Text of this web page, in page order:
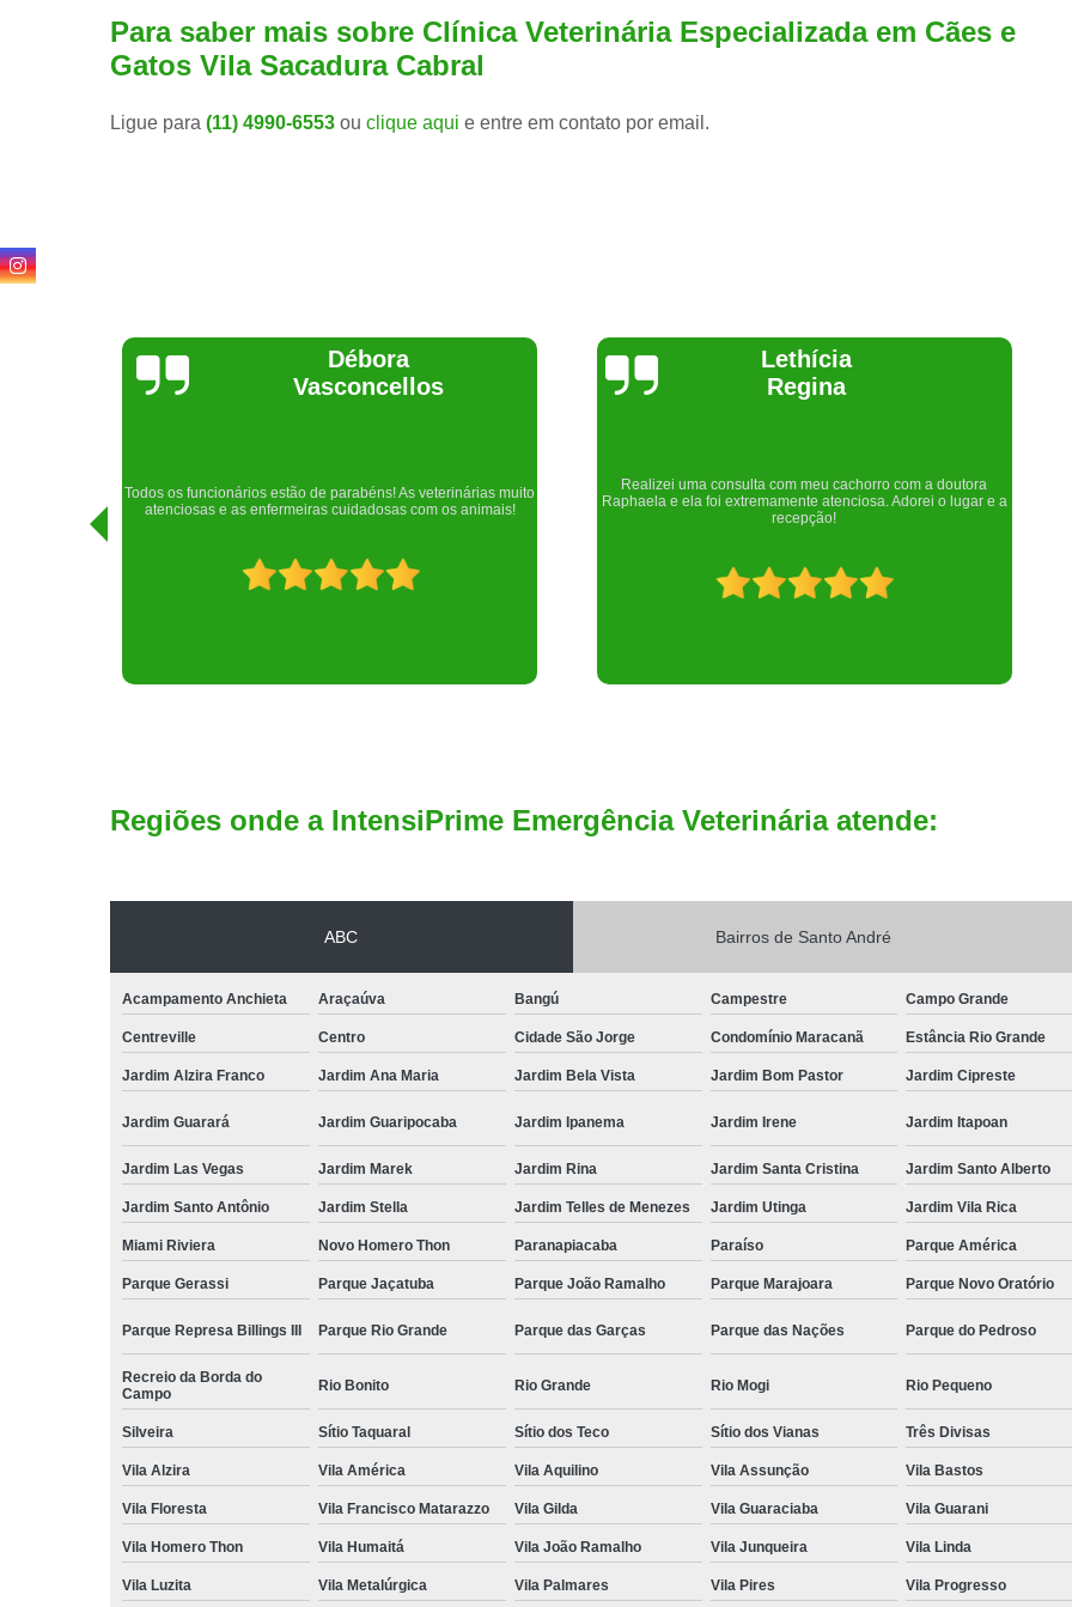
Para saber mais sobre Clínica Veterinária Especializada em Cães e
Gatos Vila Sacadura Cabral
Ligue para (11) 4990-6553 ou clique aqui e entre em contato por email.
Lethícia
Regina
Realizei uma consulta com meu cachorro com a doutora
Raphaela e ela foi extremamente atenciosa. Adorei o lugar e a
recepção!
Joelma Lilian
Um lugar maravilhoso. Sempre serei grata pelo que fizeram por
nós!
Regiões onde a IntensiPrime Emergência Veterinária atende:
ABC Bairros de Santo André
Acampamento Anchieta Araçaúva Bangú Campestre Campo Grande
Centreville Centro Cidade São Jorge Condomínio Maracanã Estância Rio Grande
Jardim Alzira Franco Jardim Ana Maria Jardim Bela Vista Jardim Bom Pastor Jardim Cipreste
Jardim Guarará Jardim Guaripocaba Jardim Ipanema Jardim Irene Jardim Itapoan
Jardim Las Vegas Jardim Marek Jardim Rina Jardim Santa Cristina Jardim Santo Alberto
Jardim Santo Antônio Jardim Stella Jardim Telles de Menezes Jardim Utinga Jardim Vila Rica
Miami Riviera Novo Homero Thon Paranapiacaba Paraíso Parque América
Parque Gerassi Parque Jaçatuba Parque João Ramalho Parque Marajoara Parque Novo Oratório
Parque Represa Billings III Parque Rio Grande Parque das Garças Parque das Nações Parque do Pedroso
Recreio da Borda do
Campo
Rio Bonito Rio Grande Rio Mogi Rio Pequeno
Silveira Sítio Taquaral Sítio dos Teco Sítio dos Vianas Três Divisas
Vila Alzira Vila América Vila Aquilino Vila Assunção Vila Bastos
Vila Floresta Vila Francisco Matarazzo Vila Gilda Vila Guaraciaba Vila Guarani
Vila Homero Thon Vila Humaitá Vila João Ramalho Vila Junqueira Vila Linda
Vila Luzita Vila Metalúrgica Vila Palmares Vila Pires Vila Progresso